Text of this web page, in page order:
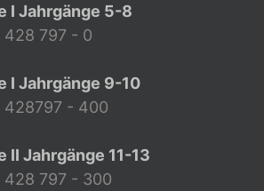
I Jahrgänge 5-8
797 - 0
I Jahrgänge 9-10
- 400
II Jahrgänge 11-13
797 - 300